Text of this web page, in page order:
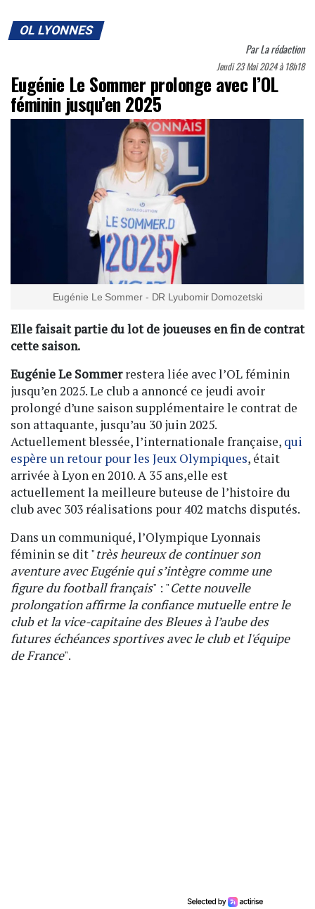
OL LYONNES
ParLa rédaction
Jeudi 23 Mai 2024 à 18h18
Eugénie Le Sommer prolonge avec l’OL
féminin jusqu’en 2025
Eugénie Le Sommer - DR Lyubomir Domozetski
Elle faisait partie du lot de joueuses en fin de contrat
cette saison.
Eugénie Le Sommerrestera liée avec l’OL féminin
jusqu’en 2025. Le club a annoncé ce jeudi avoir
prolongé d’une saison supplémentaire le contrat de
son attaquante, jusqu’au 30 juin 2025.
Actuellement blessée, l’internationale française, qui
espère un retour pour les Jeux Olympiques, était
arrivée à Lyon en 2010. A 35 ans,elle est
actuellement la meilleure buteuse de l’histoire du
club avec 303 réalisations pour 402 matchs disputés.
Dans un communiqué, l’Olympique Lyonnais
féminin se dit "très heureux de continuer son
aventure avec Eugénie qui s’intègre comme une
figure du football français" : "Cette nouvelle
prolongation affirme la confiance mutuelle entre le
club et la vice-capitaine des Bleues à l’aube des
futures échéances sportives avec le club et l'équipe
de France".